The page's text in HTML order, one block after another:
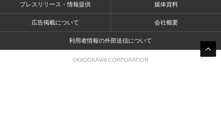
プレスリリース・情報提供 媒体資料
広告掲載について 会社概要
利用者情報の外部送信について
©KADOKAWA CORPORATION